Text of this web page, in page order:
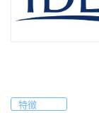
特徴